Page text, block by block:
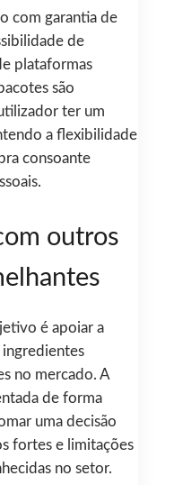
com garantia de
de
plataformas
são
ter um
a flexibilidade
consoante
outros
é apoiar a
ingredientes
no mercado. A
de forma
uma decisão
fortes e limitações
no setor.